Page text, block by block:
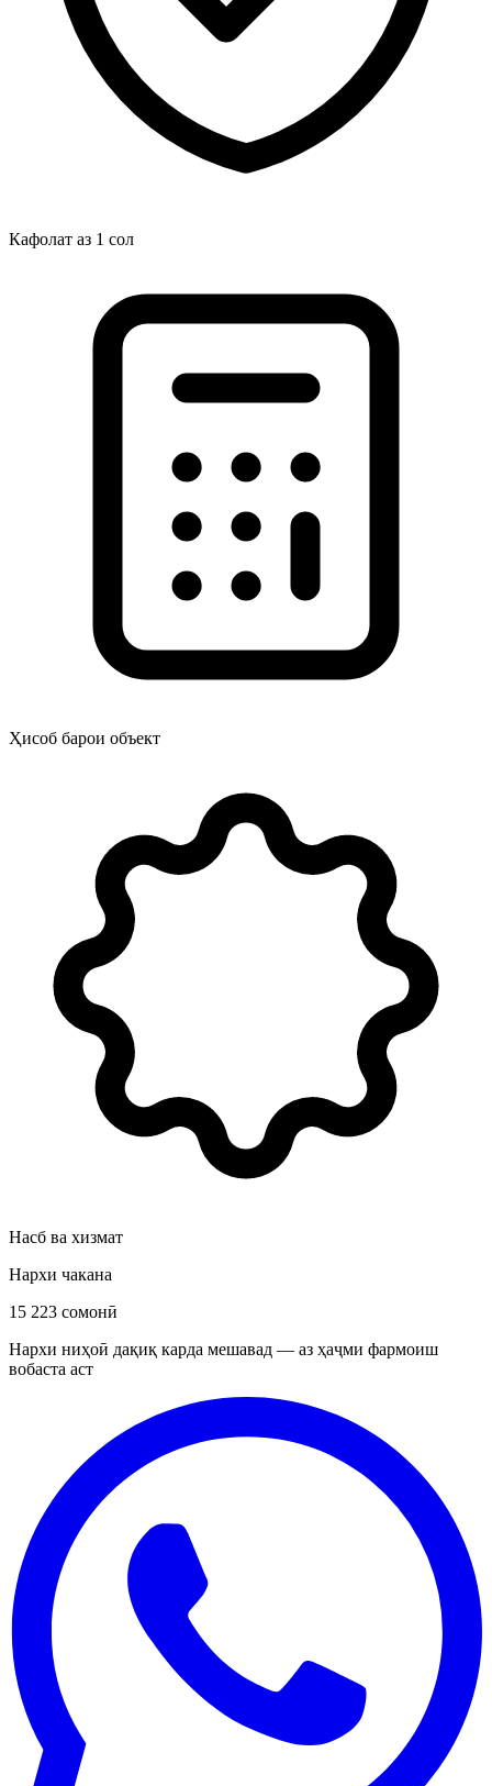
Кафолат аз 1 сол
Ҳисоб барои объект
Насб ва хизмат
Нархи чакана
15 223 сомонӣ
Нархи ниҳоӣ дақиқ карда мешавад — аз ҳаҷми фармоиш
вобаста аст